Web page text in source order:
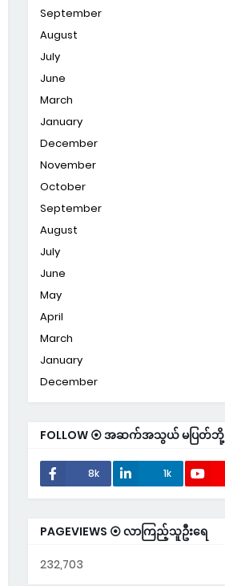
September
August
July
June
March
January
December
November
October
September
August
July
June
May
April
March
January
December
FOLLOW ⦿ အဆက်အသွယ် မပြတ်ဘို့
8k 1k
PAGEVIEWS ⦿ လာကြည့်သူဦးရေ
232,703